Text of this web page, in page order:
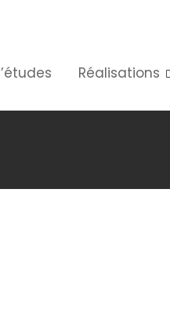
Réalisations